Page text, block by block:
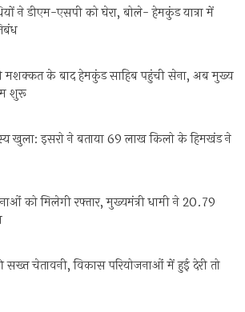
ने डीएम-एसपी को घेरा, बोले- हेमकुंड यात्रा में
मशक्कत के बाद हेमकुंड साहिब पहुंची सेना, अब मुख्य
शुरू
खुला: इसरो ने बताया 69 लाख किलो के हिमखंड ने
को मिलेगी रफ्तार, मुख्यमंत्री धामी ने 20.79
सख्त चेतावनी, विकास परियोजनाओं में हुई देरी तो